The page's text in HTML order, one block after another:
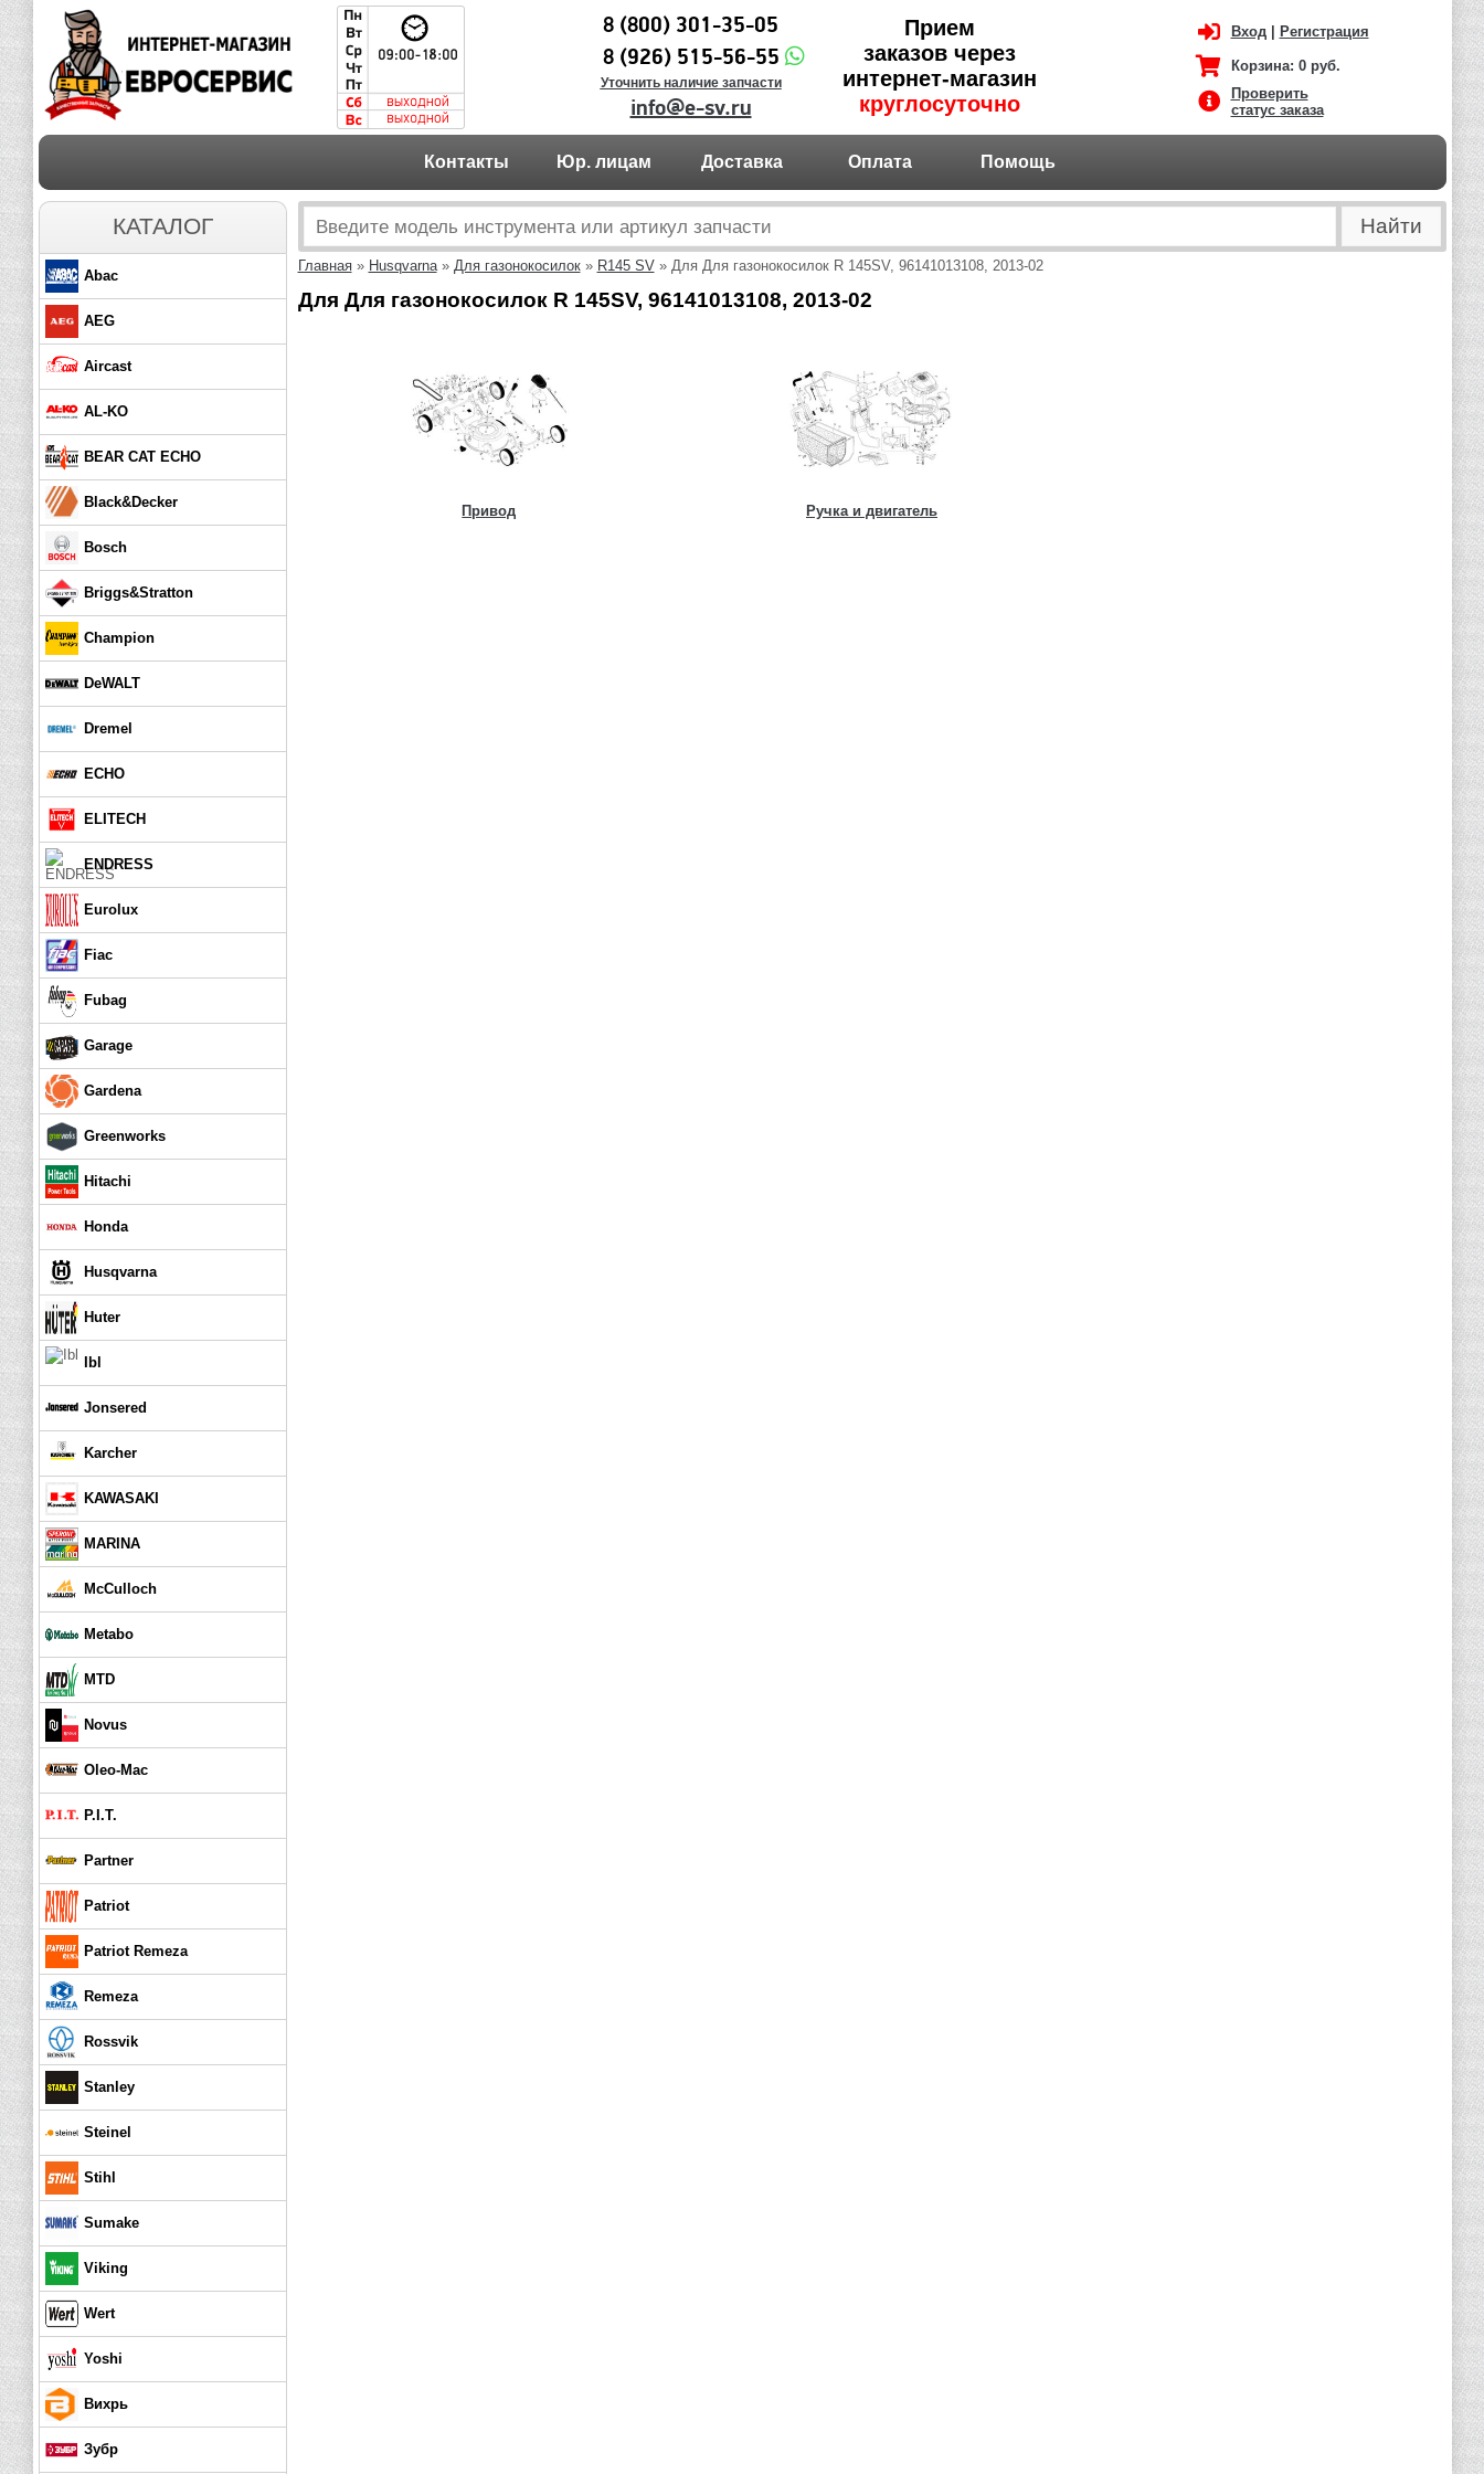
8 (800) 301-35-05
Прием
заказов через
интернет-магазин
круглосуточно
8 (926) 515-56-55
Уточнить наличие запчасти
info@e-sv.ru
Вход| Регистрация
Корзина: 0 руб.
Проверить
статус заказа
Контакты Юр. лицам Доставка Оплата Помощь
КАТАЛОГ
Abac
AEG
Aircast
AL-KO
BEAR CAT ECHO
Black&Decker
Bosch
Briggs&Stratton
Champion
DeWALT
Dremel
ECHO
ELITECH
ENDRESS
Eurolux
Fiac
Fubag
Garage
Gardena
Greenworks
Hitachi
Honda
Husqvarna
Huter
Ibl
Jonsered
Karcher
KAWASAKI
MARINA
McCulloch
Metabo
MTD
Novus
Oleo-Mac
P.I.T.
Partner
Patriot
Patriot Remeza
Remeza
Rossvik
Stanley
Steinel
Stihl
Sumake
Viking
Wert
Yoshi
Вихрь
Зубр
Главная» Husqvarna» Для газонокосилок» R145 SV» Для Для газонокосилок R 145SV, 96141013108, 2013-02
Для Для газонокосилок R 145SV, 96141013108, 2013-02
Привод Ручка и двигатель